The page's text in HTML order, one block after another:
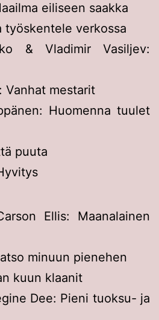
eiliseen saakka
työskentele verkossa
& Vladimir Vasiljev:
Vanhat mestarit
Huomenna tuulet
puuta
Ellis: Maanalainen
minuun pienehen
kuun klaanit
Dee: Pieni tuoksu- ja